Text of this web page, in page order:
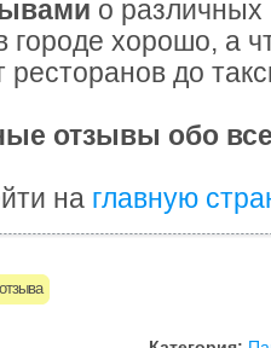
о различных
городе хорошо, а
до
отзывы обо
на главную